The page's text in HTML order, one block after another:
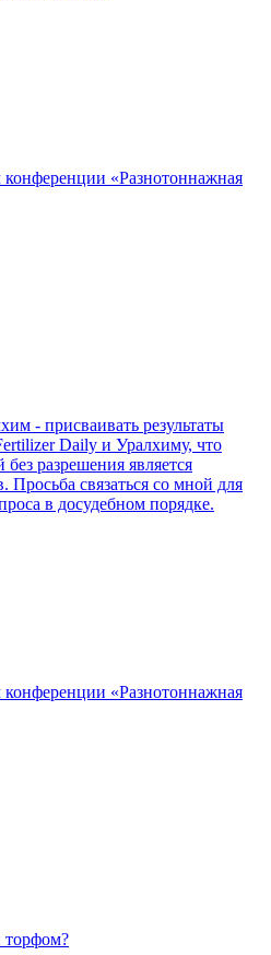
конференции «Разнотоннажная
- присваивать результаты
Daily и Уралхиму, что
разрешения является
связаться со мной для
в досудебном порядке.
конференции «Разнотоннажная
торфом?